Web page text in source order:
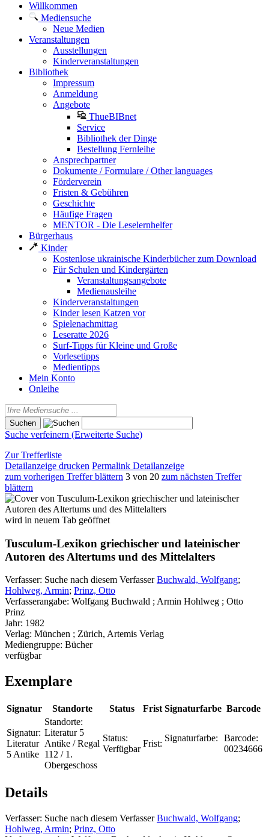
Willkommen
Mediensuche
Neue Medien
Veranstaltungen
Ausstellungen
Kinderveranstaltungen
Bibliothek
Impressum
Anmeldung
Angebote
ThueBIBnet
Service
Bibliothek der Dinge
Bestellung Fernleihe
Ansprechpartner
Dokumente / Formulare / Other languages
Förderverein
Fristen & Gebühren
Geschichte
Häufige Fragen
MENTOR - Die Leselernhelfer
Bürgerhaus
Kinder
Kostenlose ukrainische Kinderbücher zum Download
Für Schulen und Kindergärten
Veranstaltungsangebote
Medienausleihe
Kinderveranstaltungen
Kinder lesen Katzen vor
Spielenachmittag
Leseratte 2026
Surf-Tipps für Kleine und Große
Vorlesetipps
Medientipps
Mein Konto
Onleihe
Suche verfeinern (Erweiterte Suche)
Zur Trefferliste
Detailanzeige drucken Permalink Detailanzeige
zum vorherigen Treffer blättern 3 von 20 zum nächsten Treffer
blättern
wird in neuem Tab geöffnet
Tusculum-Lexikon griechischer und lateinischer
Autoren des Altertums und des Mittelalters
Verfasser: Suche nach diesem Verfasser Buchwald, Wolfgang;
Hohlweg, Armin; Prinz, Otto
Verfasserangabe: Wolfgang Buchwald ; Armin Hohlweg ; Otto
Prinz
Jahr: 1982
Verlag: München ; Zürich, Artemis Verlag
Mediengruppe: Bücher
verfügbar
Exemplare
Signatur Standorte Status Frist Signaturfarbe Barcode
Signatur:
Literatur
5 Antike
Standorte:
Literatur 5
Antike / Regal
112 / 1.
Obergeschoss
Status:
Verfügbar
Frist:
Signaturfarbe:
Barcode:
00234666
Details
Verfasser: Suche nach diesem Verfasser Buchwald, Wolfgang;
Hohlweg, Armin; Prinz, Otto